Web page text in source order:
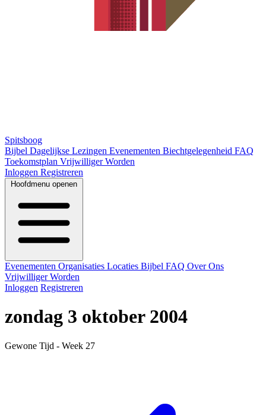
Spitsboog
Bijbel Dagelijkse Lezingen Evenementen Biechtgelegenheid FAQ
Toekomstplan Vrijwilliger Worden
Inloggen Registreren
Hoofdmenu openen
Evenementen Organisaties Locaties Bijbel FAQ Over Ons
Vrijwilliger Worden
Inloggen Registreren
zondag 3 oktober 2004
Gewone Tijd - Week 27